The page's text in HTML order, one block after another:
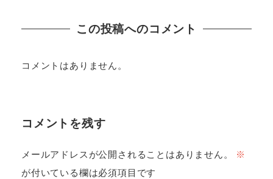
この投稿へのコメント
コメントはありません。
コメントを残す
メールアドレスが公開されることはありません。
※
が付いている欄は必須項目です